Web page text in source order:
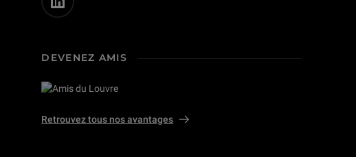
DEVENEZ AMIS
Retrouvez tous nos avantages